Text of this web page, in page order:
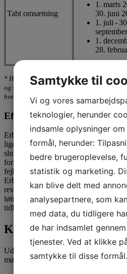
Tabt omsætning
1. marts
30. juni
1. juli -
1.
28.
* Hvis en virksomhed både har modtaget
og stedbundne faste omkostninger, skal
hver af de to kompensationsordninger.
Efterkontrol og
Erhvervsstyrelsen vil have øget fokus
ligeledes foretage en større
slutafregninger ud fra en
forskellige ordninger. Dette skal være
fejl og minimere risikoen for svindel
Erhvervsstyrelsen kan i den
revisorerklæring om en virksomheds
lønkompensationer og tabt omsætning,
tidligere slutafregninger.
Kontakt Attent
Udfyld formularen for at blive
møde.
Samtykke til
Vi og vores
teknologier, herunder
indsamle oplysninger
formål, herunder:
bedre brugeroplevelse,
statistik og marketing.
kan blive delt med
analysepartnere, som
med data, du tidligere
de har indsamlet
tjenester. Ved at klikke
samtykke til disse formål.